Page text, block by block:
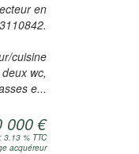
en
cuisine
wc,
e...
000 €
3.13 % TTC
acquéreur